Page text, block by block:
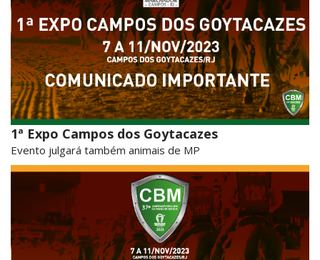
1ª Expo Campos dos Goytacazes
Evento julgará também animais de MP